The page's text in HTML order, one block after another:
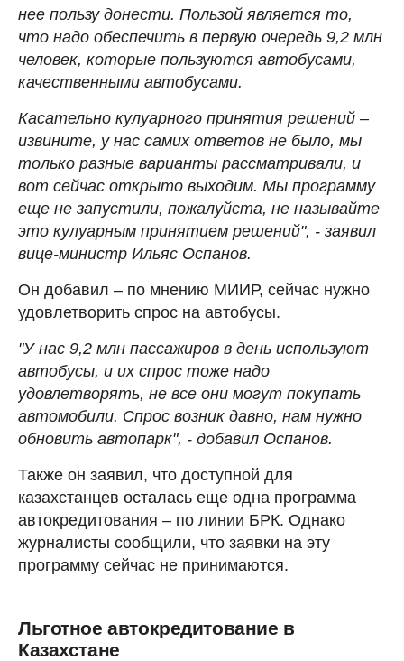
нее пользу донести. Пользой является то,
что надо обеспечить в первую очередь 9,2 млн
человек, которые пользуются автобусами,
качественными автобусами.
Касательно кулуарного принятия решений –
извините, у нас самих ответов не было, мы
только разные варианты рассматривали, и
вот сейчас открыто выходим. Мы программу
еще не запустили, пожалуйста, не называйте
это кулуарным принятием решений", - заявил
вице-министр Ильяс Оспанов.
Он добавил – по мнению МИИР, сейчас нужно
удовлетворить спрос на автобусы.
"У нас 9,2 млн пассажиров в день используют
автобусы, и их спрос тоже надо
удовлетворять, не все они могут покупать
автомобили. Спрос возник давно, нам нужно
обновить автопарк", - добавил Оспанов.
Также он заявил, что доступной для
казахстанцев осталась еще одна программа
автокредитования – по линии БРК. Однако
журналисты сообщили, что заявки на эту
программу сейчас не принимаются.
Льготное автокредитование в
Казахстане